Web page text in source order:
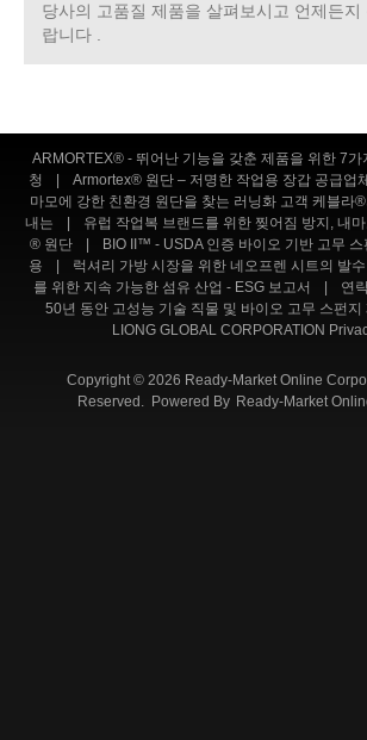
당사의 고품질 제품을 살펴보시고 언제든
랍니다 .
ARMORTEX® - 뛰어난 기능을 갖춘 제품을 위한 7가
청
Armortex® 원단 – 저명한 작업용 장갑 공급업
마모에 강한 친환경 원단을 찾는 러닝화 고객 케블라
내는
유럽 ​​작업복 브랜드를 위한 찢어짐 방지, 내
® 원단
BIO II™ - USDA 인증 바이오 기반 고무
용
럭셔리 가방 시장을 위한 네오프렌 시트의 발
를 위한 지속 가능한 섬유 산업 - ESG 보고서
연
50년 동안 고성능 기술 직물 및 바이오 고무 스펀지
LIONG GLOBAL CORPORATION
Copyright © 2026 Ready-Market Online
Reserved. Powered By Ready-Market